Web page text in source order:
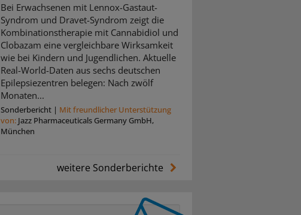
Bei Erwachsenen mit Lennox-Gastaut-
Syndrom und Dravet-Syndrom zeigt die
Kombinationstherapie mit Cannabidiol und
Clobazam eine vergleichbare Wirksamkeit
wie bei Kindern und Jugendlichen. Aktuelle
Real-World-Daten aus sechs deutschen
Epilepsiezentren belegen: Nach zwölf
Monaten...
Sonderbericht| Mit freundlicher Unterstützung
von: Jazz Pharmaceuticals Germany GmbH,
München
weitere Sonderberichte